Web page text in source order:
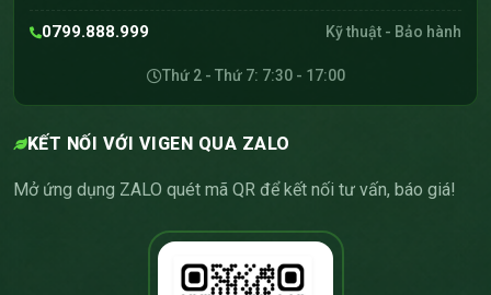
0799.888.999 Kỹ thuật - Bảo hành
Thứ 2 - Thứ 7: 7:30 - 17:00
KẾT NỐI VỚI VIGEN QUA ZALO
Mở ứng dụng ZALO quét mã QR để kết nối tư vấn, báo giá!